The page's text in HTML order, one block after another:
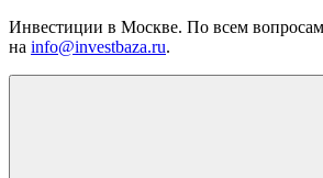
Инвестиции в Москве. По всем вопросам
на info@investbaza.ru.